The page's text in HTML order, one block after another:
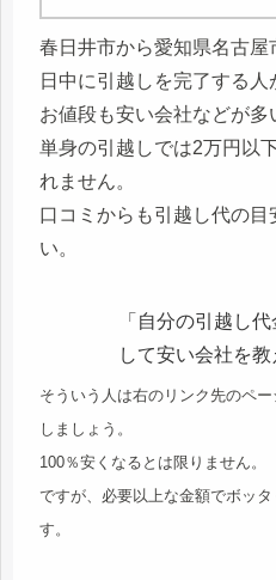
春日井市から愛知県名古屋
日中に引越しを完了する人
お値段も安い会社などが多
単身の引越しでは2万円以
れません。
口コミからも引越し代の目
い。
「自分の引越し
して安い会社を教
そういう人は右のリンク先のペ
しましょう。
100％安くなるとは限りません。
ですが、必要以上な金額でボッ
す。